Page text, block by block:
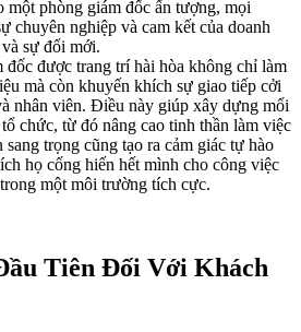
phòng giám đốc ấn tượng, mọi
chuyên nghiệp và cam kết của doanh
sự đổi mới.
được trang trí hài hòa không chỉ làm
mà còn khuyến khích sự giao tiếp cởi
nhân viên. Điều này giúp xây dựng mối
chức, từ đó nâng cao tinh thần làm việc
trọng cũng tạo ra cảm giác tự hào
họ cống hiến hết mình cho công việc
một môi trường tích cực.
Tiên Đối Với Khách